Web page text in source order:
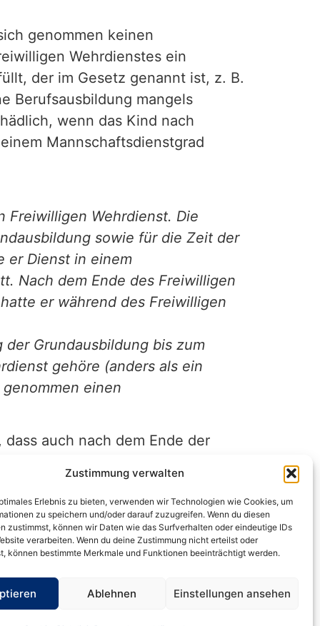
Zustimmung verwalten
Erlebnis zu bieten, verwenden wir Technologien wie Cookies, um
zu speichern und/oder darauf zuzugreifen. Wenn du diesen
zustimmst, können wir Daten wie das Surfverhalten oder eindeutige IDs
verarbeiten. Wenn du deine Zustimmung nicht erteilst oder
können bestimmte Merkmale und Funktionen beeinträchtigt werden.
Ablehnen Einstellungen ansehen
genommen keinen
Wehrdienstes ein
der im Gesetz genannt ist, z. B.
Berufsausbildung mangels
wenn das Kind nach
Mannschaftsdienstgrad
Freiwilligen Wehrdienst. Die
sowie für die Zeit der
er Dienst in einem
Nach dem Ende des Freiwilligen
er während des Freiwilligen
Grundausbildung bis zum
gehöre (anders als ein
einen
auch nach dem Ende der
Kind (wie hier) eine
drei Monate dauernde
führt jedoch nicht zu
4 Satz 2 EStG, der einen
der Entschluss des Sohnes, sich
des Kindergeldberechtigten und